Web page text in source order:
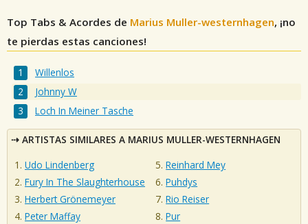
Top Tabs & Acordes de Marius Muller-westernhagen, ¡no
te pierdas estas canciones!
Willenlos
Johnny W
Loch In Meiner Tasche
ARTISTAS SIMILARES A MARIUS MULLER-WESTERNHAGEN
Udo Lindenberg
Fury In The Slaughterhouse
Herbert Grönemeyer
Peter Maffay
Reinhard Mey
Puhdys
Rio Reiser
Pur